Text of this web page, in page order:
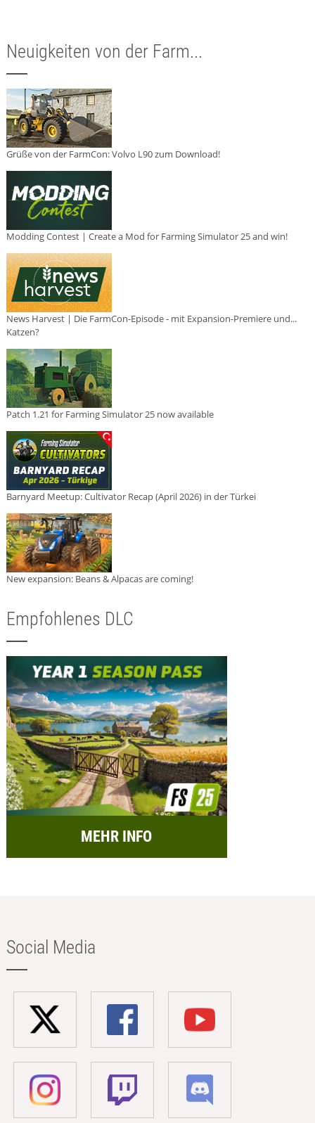
Neuigkeiten von der Farm...
Grüße von der FarmCon: Volvo L90 zum Download!
Modding Contest | Create a Mod for Farming Simulator 25 and win!
News Harvest | Die FarmCon-Episode - mit Expansion-Premiere und...
Katzen?
Patch 1.21 for Farming Simulator 25 now available
Barnyard Meetup: Cultivator Recap (April 2026) in der Türkei
New expansion: Beans & Alpacas are coming!
Empfohlenes DLC
MEHR INFO
Social Media